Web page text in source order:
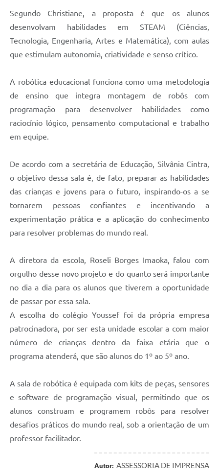
Segundo Christiane, a proposta é que os alunos
desenvolvam habilidades em STEAM (Ciências,
Tecnologia, Engenharia, Artes e Matemática), com aulas
que estimulam autonomia, criatividade e senso crítico.
A robótica educacional funciona como uma metodologia
de ensino que integra montagem de robôs com
programação para desenvolver habilidades como
raciocínio lógico, pensamento computacional e trabalho
em equipe.
De acordo com a secretária de Educação, Silvânia Cintra,
o objetivo dessa sala é, de fato, preparar as habilidades
das crianças e jovens para o futuro, inspirando-os a se
tornarem pessoas confiantes e incentivando a
experimentação prática e a aplicação do conhecimento
para resolver problemas do mundo real.
A diretora da escola, Roseli Borges Imaoka, falou com
orgulho desse novo projeto e do quanto será importante
no dia a dia para os alunos que tiverem a oportunidade
de passar por essa sala.
A escolha do colégio Youssef foi da própria empresa
patrocinadora, por ser esta unidade escolar a com maior
número de crianças dentro da faixa etária que o
programa atenderá, que são alunos do 1º ao 5º ano.
A sala de robótica é equipada com kits de peças, sensores
e software de programação visual, permitindo que os
alunos construam e programem robôs para resolver
desafios práticos do mundo real, sob a orientação de um
professor facilitador.
Autor: ASSESSORIA DE IMPRENSA